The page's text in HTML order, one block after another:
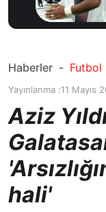
Haberler - Futbol
Yayınlanma :11 Mayıs
Aziz
hali'